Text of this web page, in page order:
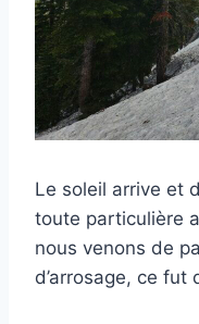
Le soleil arrive et
toute particulière
nous venons de
d’arrosage, ce fut